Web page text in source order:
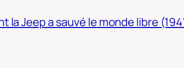
la Jeep a sauvé le monde libre